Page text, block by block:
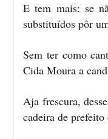
E tem mais: se
substituídos pôr
Sem ter como
Cida Moura a
Aja frescura,
cadeira de